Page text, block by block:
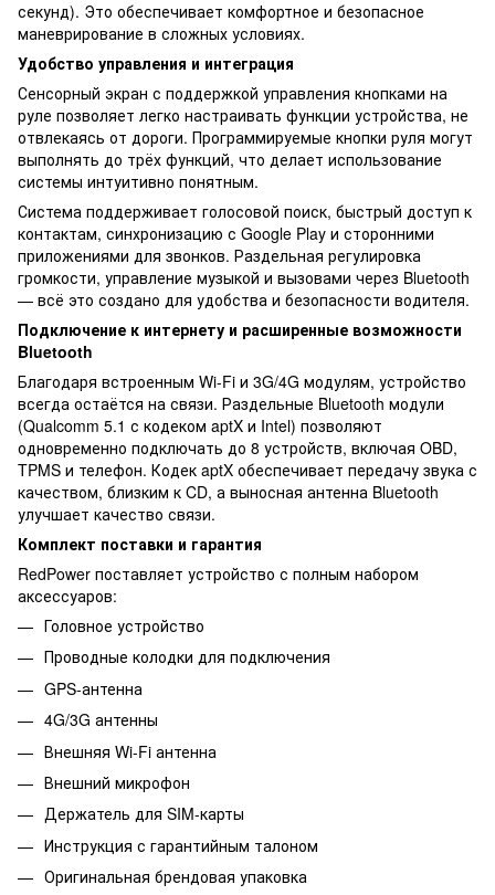
секунд). Это обеспечивает комфортное и безопасное
маневрирование в сложных условиях.
Удобство управления и интеграция
Сенсорный экран с поддержкой управления кнопками на
руле позволяет легко настраивать функции устройства, не
отвлекаясь от дороги. Программируемые кнопки руля могут
выполнять до трёх функций, что делает использование
системы интуитивно понятным.
Система поддерживает голосовой поиск, быстрый доступ к
контактам, синхронизацию с Google Play и сторонними
приложениями для звонков. Раздельная регулировка
громкости, управление музыкой и вызовами через Bluetooth
— всё это создано для удобства и безопасности водителя.
Подключение к интернету и расширенные возможности
Bluetooth
Благодаря встроенным Wi-Fi и 3G/4G модулям, устройство
всегда остаётся на связи. Раздельные Bluetooth модули
(Qualcomm 5.1 с кодеком aptX и Intel) позволяют
одновременно подключать до 8 устройств, включая OBD,
TPMS и телефон. Кодек aptX обеспечивает передачу звука с
качеством, близким к CD, а выносная антенна Bluetooth
улучшает качество связи.
Комплект поставки и гарантия
RedPower поставляет устройство с полным набором
аксессуаров:
Головное устройство
Проводные колодки для подключения
GPS-антенна
4G/3G антенны
Внешняя Wi-Fi антенна
Внешний микрофон
Держатель для SIM-карты
Инструкция с гарантийным талоном
Оригинальная брендовая упаковка